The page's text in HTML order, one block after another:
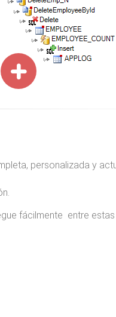
personalizada y
fácilmente entre